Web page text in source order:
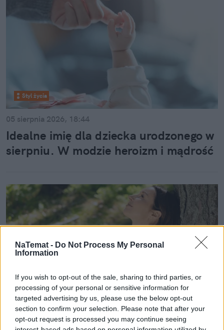
NaTemat - Do Not Process My Personal
Information
If you wish to opt-out of the sale, sharing to third parties, or
processing of your personal or sensitive information for
targeted advertising by us, please use the below opt-out
section to confirm your selection. Please note that after your
opt-out request is processed you may continue seeing
Styl życia
05 sierpnia 2026, 18:44
Idealne imię dla dziecka urodzonego w
sierpniu. W modzie heroizm i mądrość
Styl życia